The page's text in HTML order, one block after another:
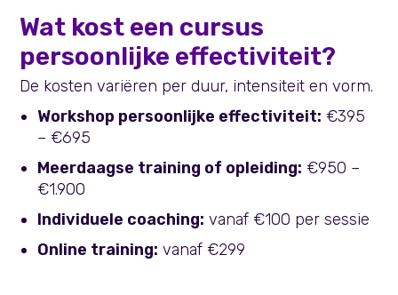
Wat kost een cursus
persoonlijke effectiviteit?
De kosten variëren per duur, intensiteit en vorm.
Workshop persoonlijke effectiviteit: €395
– €695
Meerdaagse training of opleiding: €950 –
€1.900
Individuele coaching: vanaf €100 per sessie
Online training: vanaf €299